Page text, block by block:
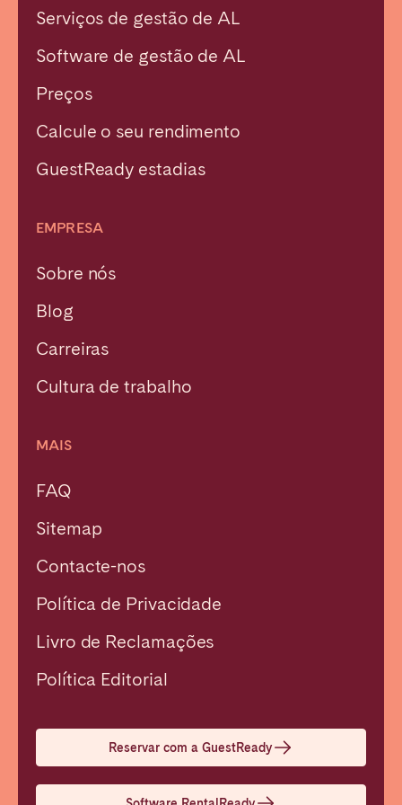
Serviços de gestão de AL
Software de gestão de AL
Preços
Calcule o seu rendimento
GuestReady estadias
EMPRESA
Sobre nós
Blog
Carreiras
Cultura de trabalho
MAIS
FAQ
Sitemap
Contacte-nos
Política de Privacidade
Livro de Reclamações
Política Editorial
Reservar com a GuestReady
Bristol
Liverpool
London
Manchester
SCOTLAND
Edinburgh
WALES
Beja
Coimbra
Leiria
Ir para a página global
Selecionar idioma
English